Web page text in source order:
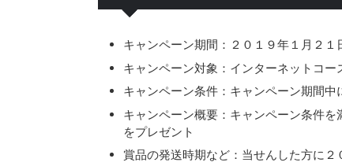
キャンペーン期間：２０１９年１月２
キャンペーン対象：インターネットコー
キャンペーン条件：キャンペーン期間
キャンペーン概要：キャンペーン条件を
をプレゼント
賞品の発送時期など：当せんした方に